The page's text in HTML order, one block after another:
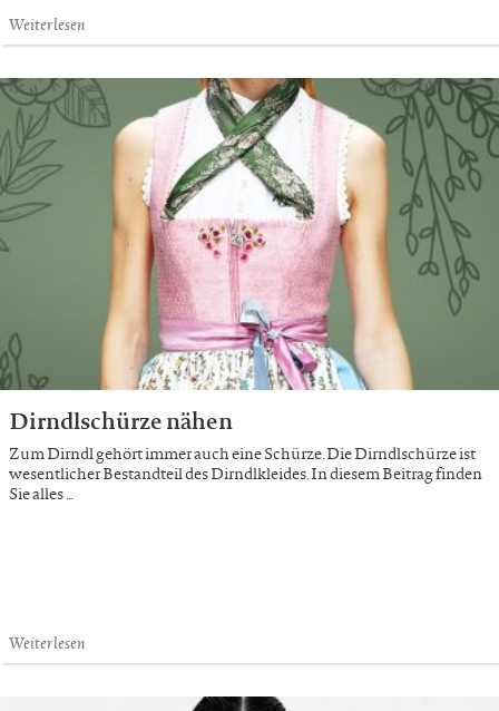
Weiterlesen
Dirndlschürze nähen
Zum Dirndl gehört immer auch eine Schürze. Die Dirndlschürze ist
wesentlicher Bestandteil des Dirndlkleides. In diesem Beitrag finden
Sie alles …
Weiterlesen